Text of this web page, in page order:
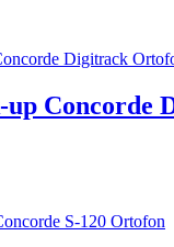
up Concorde